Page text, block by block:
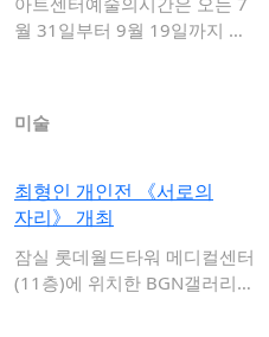
월 31일부터 9월 19일까지 권
미술
최형인 개인전 《서로의
자리》 개최
잠실 롯데월드타워 메디컬센터
(11층)에 위치한 BGN갤러리는